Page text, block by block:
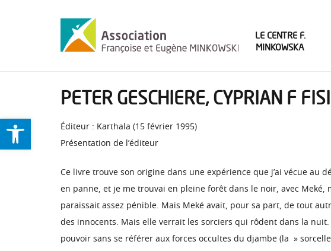
Ouvrir la barre d’outils
LE CENTRE F.
MINKOWSKA
PETER GESCHIERE, CYPRIAN F
Éditeur : Karthala (15 février 1995)
Présentation de l’éditeur
Ce livre trouve son origine dans une expérience que j’ai vécue au
en panne, et je me trouvai en pleine forêt dans le noir, avec
paraissait assez pénible. Mais Meké avait, pour sa part, de tout
des innocents. Mais elle verrait les sorciers qui rôdent dans la
pouvoir sans se référer aux forces occultes du djambe (la »